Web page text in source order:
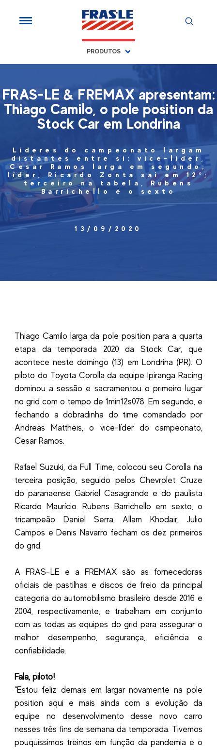
PRODUTOS
FRAS-LE & FREMAX apresentam:
Thiago Camilo, o pole position da
Stock Car em Londrina
Líderes do campeonato largam
distantes entre si: vice-líder,
Cesar Ramos larga em segundo;
líder, Ricardo Zonta sai em 12º;
terceiro na tabela, Rubens
Barrichello é o sexto
13/09/2020
Thiago Camilo larga da pole position para a quarta
etapa da temporada 2020 da Stock Car, que
acontece neste domingo (13) em Londrina (PR). O
piloto do Toyota Corolla da equipe Ipiranga Racing
dominou a sessão e sacramentou o primeiro lugar
no grid com o tempo de 1min12s078. Em segundo, e
fechando a dobradinha do time comandado por
Andreas Mattheis, o vice-líder do campeonato,
Cesar Ramos.
Rafael Suzuki, da Full Time, colocou seu Corolla na
terceira posição, seguido pelos Chevrolet Cruze
do paranaense Gabriel Casagrande e do paulista
Ricardo Maurício. Rubens Barrichello em sexto, o
tricampeão Daniel Serra, Allam Khodair, Julio
Campos e Denis Navarro fecham os dez primeiros
do grid.
A FRAS-LE e a FREMAX são as fornecedoras
oficiais de pastilhas e discos de freio da principal
categoria do automobilismo brasileiro desde 2016 e
2004, respectivamente, e trabalham em conjunto
com as todas as equipes do grid para assegurar o
melhor desempenho, segurança, eficiência e
confiabilidade.
Fala, piloto!
“Estou feliz demais em largar novamente na pole
position aqui e mais ainda com a evolução da
equipe no desenvolvimento desse novo carro
nesses três fins de semana da temporada. Tivemos
pouquíssimos treinos em função da pandemia e o